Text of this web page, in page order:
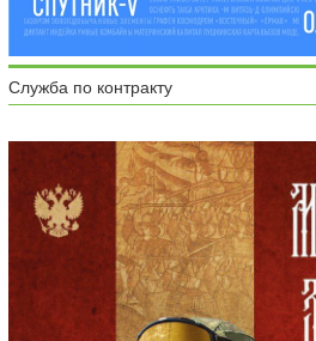
Служба по контракту